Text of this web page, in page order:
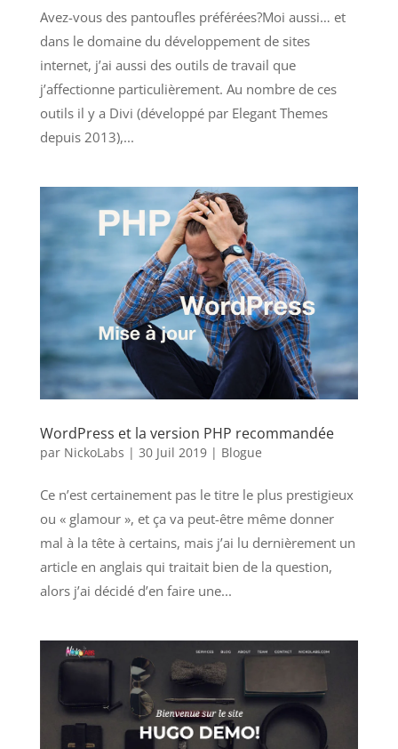
Avez-vous des pantoufles préférées?Moi aussi… et
dans le domaine du développement de sites
internet, j’ai aussi des outils de travail que
j’affectionne particulièrement. Au nombre de ces
outils il y a Divi (développé par Elegant Themes
depuis 2013),...
WordPress et la version PHP recommandée
par NickoLabs | 30 Juil 2019| Blogue
Ce n’est certainement pas le titre le plus prestigieux
ou « glamour », et ça va peut-être même donner
mal à la tête à certains, mais j’ai lu dernièrement un
article en anglais qui traitait bien de la question,
alors j’ai décidé d’en faire une...